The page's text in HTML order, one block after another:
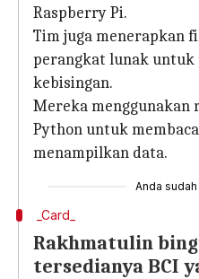
Raspberry Pi.
Tim juga menerapkan
perangkat lunak untuk
kebisingan.
Mereka menggunakan
Python untuk
menampilkan data.
Anda sudah
_Card_
Rakhmatulin
tersedianya BCI